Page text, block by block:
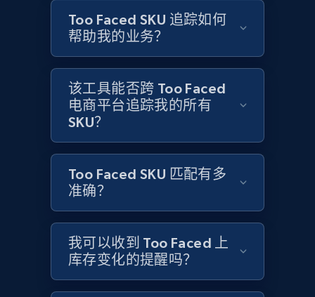
URL, Domain, Country code, Model number,
Sku, Product id, Product name, Manufacturer,
and more.
Amazon products global dataset
Title, Seller name, Brand, Description, Initial
price, Currency, Availability, Reviews count, and
2.1K+ 375+ 立即开始
Too Faced SKU 追踪如何
帮助我的业务？
该工具能否跨 Too Faced
电商平台追踪我的所有
SKU？
Too Faced SKU 匹配有多
准确？
我可以收到 Too Faced 上
库存变化的提醒吗？